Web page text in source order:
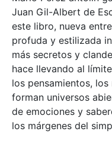
Juan Gil-Albert de
este libro, nueva
profuda y estilizada
más secretos y
hace llevando al
los pensamientos,
forman universos
de emociones y
los márgenes del